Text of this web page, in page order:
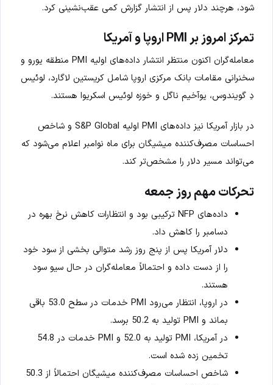
شود، هرچند دلار پس از انتشار گزارش کمی عقب‌نشینی کرد.
تمرکز امروز بر PMI اروپا و آمریکا
معامله‌گران اکنون منتظر انتشار داده‌های اولیه PMI منطقه یورو و
سخنرانی مقامات بانک مرکزی اروپا شامل کریستین لاگارد، لوئیس
دِ گویندوس، یوآخیم ناگل و خوزه لوئیس اسکریوا هستند.
در بازار آمریکا نیز داده‌های PMI اولیه S&P Global و شاخص
احساسات مصرف‌کننده میشیگان برای ماه نوامبر اعلام می‌شود که
می‌تواند مسیر دلار را مشخص‌تر کند.
تحرکات مهم روز جمعه
داده‌های NFP ترکیبی بود و انتظارات کاهش نرخ بهره در
دسامبر را کاهش داد.
دلار آمریکا پس از پنج روز رشد متوالی بخشی از سود خود
را از دست داده و احتمالاً معامله‌گران در حال سیو سود
هستند.
در اروپا، انتظار می‌رود PMI خدمات در سطح 53.0 باقی
بماند و PMI تولید به 50.2 برسد.
در آمریکا، PMI تولید به 52.0 و PMI خدمات در 54.8
تخمین زده شده است.
شاخص احساسات مصرف‌کننده میشیگان احتمالاً از 50.3